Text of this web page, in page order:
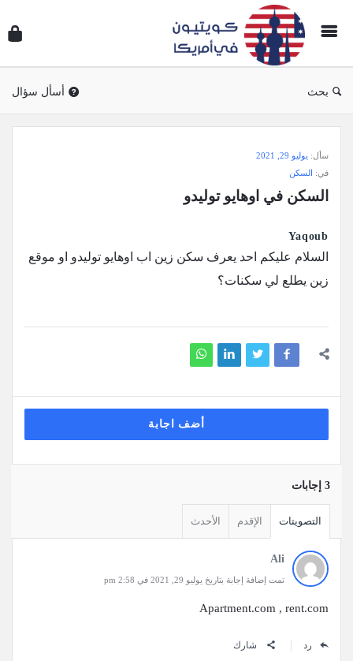
بحث أسأل سؤال
وجواب
أمريكا
الاحدث
أسئلة
سأل: يوليو 29, 2021
في: السكن
السكن في اوهايو توليدو
Yaqoub
السلام عليكم احد يعرف سكن زين اب اوهايو توليدو او موقع
زين يطلع لي سكنات؟
أضف اجابة
‫3 إجابات
التصويتات الإقدم الأحدث
Ali
تمت إضافة إجابة بتاريخ يوليو 29, 2021 في 2:58 pm
Apartment.com , rent.com
رد شارك